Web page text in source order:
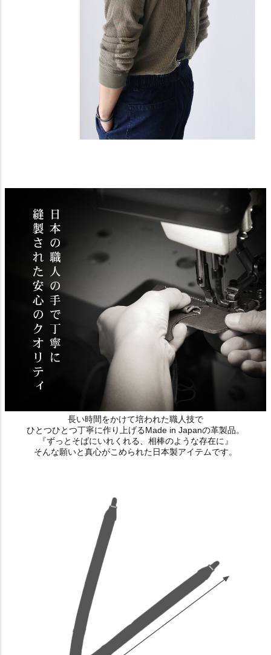
長い時間をかけて培われた職人技で
ひとつひとつ丁寧に作り上げるMade in Japanの革製品。
『ずっとそばにいれくれる、相棒のような存在に』
そんな願いと真心がこめられた日本製アイテムです。